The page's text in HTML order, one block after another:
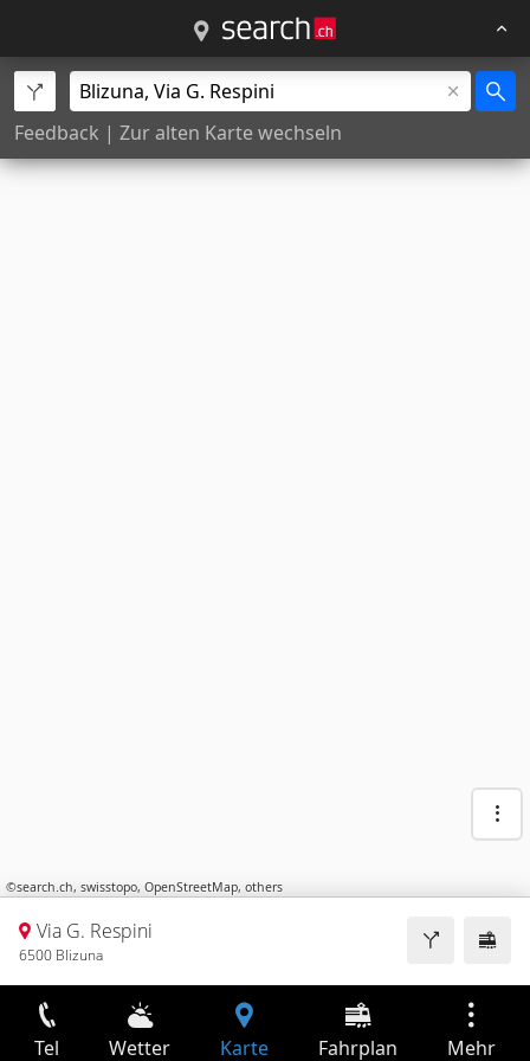
Feedback | Zur alten Karte wechseln
©search.ch, swisstopo, OpenStreetMap, others
Via G. Respini
6500 Blizuna
Tel Wetter Karte Fahrplan Mehr